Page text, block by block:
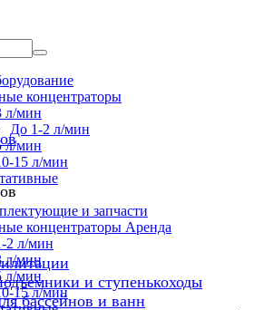
концентраторы
л/мин
До 1-2 л/мин
л/мин
15 л/мин
и запчасти
концентраторы Аренда
2 л/мин
л/мин
л/мин
15 л/мин
и ступенькоходы
бассейнов и ванн